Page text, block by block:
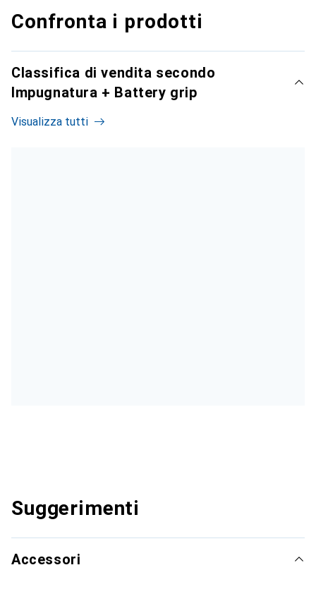
Confronta i prodotti
Classifica di vendita secondo
Impugnatura + Battery grip
Visualizza tutti
Suggerimenti
Accessori